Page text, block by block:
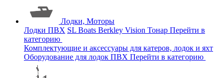
Лодки, Моторы
Лодки ПВХ SL Boats Berkley Vision Тонар Перейти в
категорию
Комплектующие и аксессуары для катеров, лодок и яхт
Оборудование для лодок ПВХ Перейти в категорию